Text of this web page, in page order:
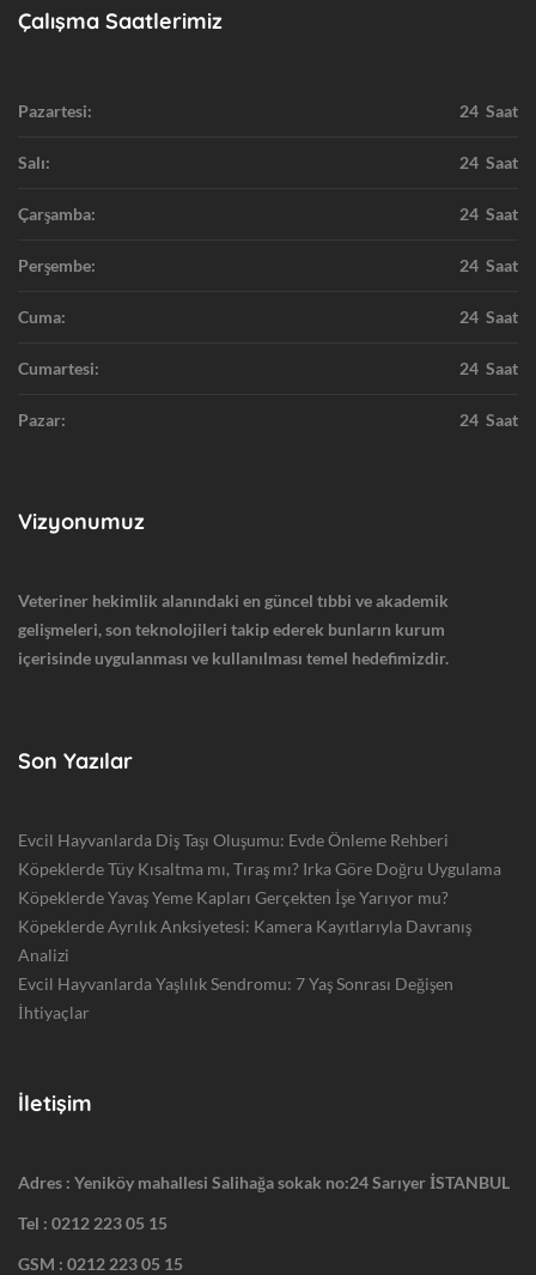
Çalışma Saatlerimiz
Pazartesi: 24 Saat
Salı: 24 Saat
Çarşamba: 24 Saat
Perşembe: 24 Saat
Cuma: 24 Saat
Cumartesi: 24 Saat
Pazar: 24 Saat
Vizyonumuz
Veteriner hekimlik alanındaki en güncel tıbbi ve akademik
gelişmeleri, son teknolojileri takip ederek bunların kurum
içerisinde uygulanması ve kullanılması temel hedefimizdir.
Son Yazılar
Evcil Hayvanlarda Diş Taşı Oluşumu: Evde Önleme Rehberi
Köpeklerde Tüy Kısaltma mı, Tıraş mı? Irka Göre Doğru Uygulama
Köpeklerde Yavaş Yeme Kapları Gerçekten İşe Yarıyor mu?
Köpeklerde Ayrılık Anksiyetesi: Kamera Kayıtlarıyla Davranış
Analizi
Evcil Hayvanlarda Yaşlılık Sendromu: 7 Yaş Sonrası Değişen
İhtiyaçlar
İletişim
Adres : Yeniköy mahallesi Salihağa sokak no:24 Sarıyer İSTANBUL
Tel : 0212 223 05 15
GSM : 0212 223 05 15